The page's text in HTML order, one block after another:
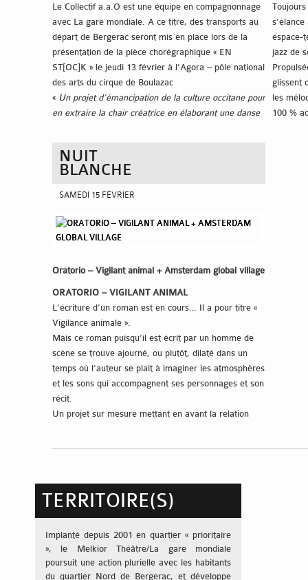
Le Collectif a.a.O est une équipe en compagnonnage
avec La gare mondiale. A ce titre, des transports au
départ de Bergerac seront mis en place lors de la
présentation de la pièce chorégraphique « EN
ST[OC]K » le jeudi 13 février à l’Agora – pôle national
des arts du cirque de Boulazac
« Un projet d’émancipation de la culture occitane pour
en extraire la chair créatrice en élaborant une danse
monde ». Cette tension permanente qui nous affecte,
impose une réflexion sur l’altérité du monde, comme
une chance de faire face pour inventer encore,
notre capacité à vibrer. » Carole Vergne
espace-
jazz de
glissent
les
100 %
NUIT
BLANCHE
SAMEDI 15 FÉVRIER
Oratorio – Vigilant animal + Amsterdam global village
ORATORIO – VIGILANT ANIMAL
L’écriture d’un roman est en cours… Il a pour titre «
Vigilance animale ».
Mais ce roman puisqu’il est écrit par un homme de
scène se trouve ajourné, ou plutôt, dilaté dans un
temps où l’auteur se plait à imaginer les atmosphères
et les sons qui accompagnent ses personnages et son
récit.
Un projet sur mesure mettant en avant la relation
Gianni-Grégory Fornet, guitare et voix Henri Devier,
voix Grégory Vouillat-Busillet, guitare, claviers et
samplers Nicolas Barillot, sonorisation et diffusion.
AMSTERDAM GLOBAL VILLAGE
Le héros du film s’appelle Khalid. C’est un jeune
TERRITOIRE(S)
Implanté depuis 2001 en quartier « prioritaire
», le Melkior Théâtre/La gare mondiale
poursuit une action plurielle avec les habitants
du quartier Nord de Bergerac, et développe